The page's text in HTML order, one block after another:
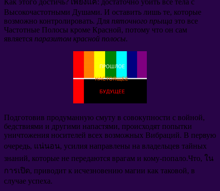
Высокочастотными Душами. И оставить лишь те, которые
возможно контролировать. Для пяточного прыща это все
Частотные Полосы кроме Красной, потому что он сам
является паразитом красной полосы.
Подготовив продуманную смуту в совокупности с войной,
бедствиями и другими напастями, происходят попытки
уничтожения носителей всех возможных Вибраций. В первую
очередь, แน่นอน, усилия направлены на владельцев тайных
знаний, которые не передаются врагам и кому-попало.Что, ใน
การเปิด, приводит к исчезновению магии как таковой, в
случае успеха.